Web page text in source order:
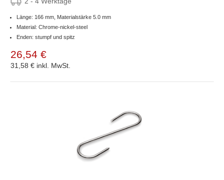
Länge: 166 mm, Materialstärke 5.0 mm
Material: Chrome-nickel-steel
Enden: stumpf und spitz
26,54 €
31,58 € inkl. MwSt.